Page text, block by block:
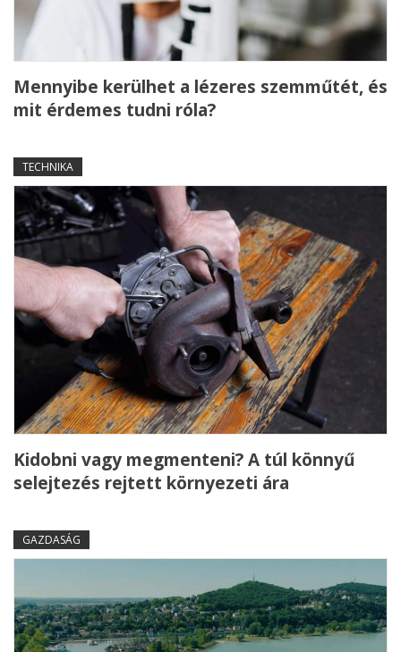
Mennyibe kerülhet a lézeres szemműtét, és
mit érdemes tudni róla?
TECHNIKA
Kidobni vagy megmenteni? A túl könnyű
selejtezés rejtett környezeti ára
GAZDASÁG